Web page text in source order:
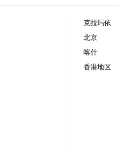
克拉玛依
北京
喀什
香港地区